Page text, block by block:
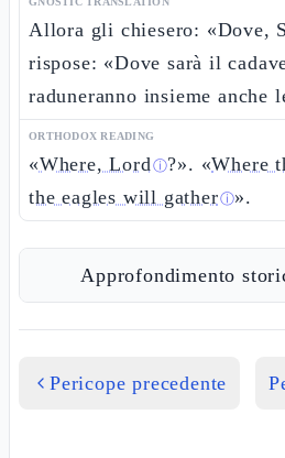
Allora gli chiesero: «Dove,
rispose: «Dove sarà il
raduneranno insieme anche
ORTHODOX READING
«Where, Lordⓘ?». «Where
the eagles will gatherⓘ».
Approfondimento
Pericope precedente